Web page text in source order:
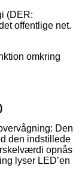
(DER:
offentlige net.
omkring
Den
den indstillede
opnås
lyser LED’en